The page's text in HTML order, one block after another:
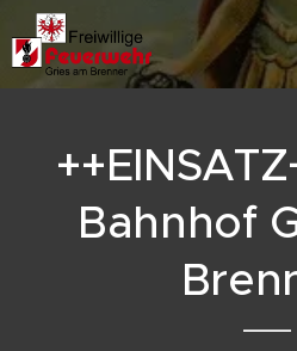
Bahnhof